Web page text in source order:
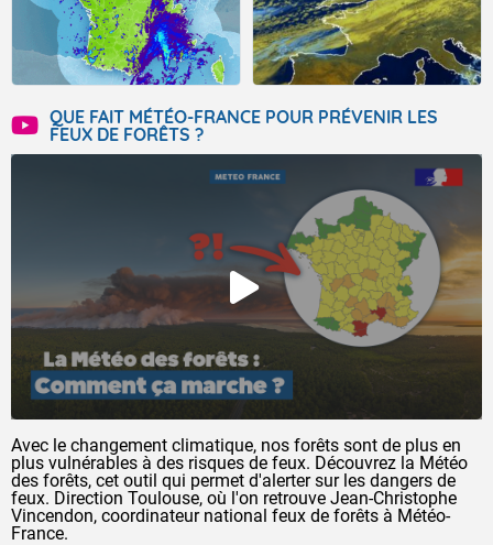
QUE FAIT MÉTÉO-FRANCE POUR PRÉVENIR LES
FEUX DE FORÊTS ?
Avec le changement climatique, nos forêts sont de plus en
plus vulnérables à des risques de feux. Découvrez la Météo
des forêts, cet outil qui permet d'alerter sur les dangers de
feux. Direction Toulouse, où l'on retrouve Jean-Christophe
Vincendon, coordinateur national feux de forêts à Météo-
France.